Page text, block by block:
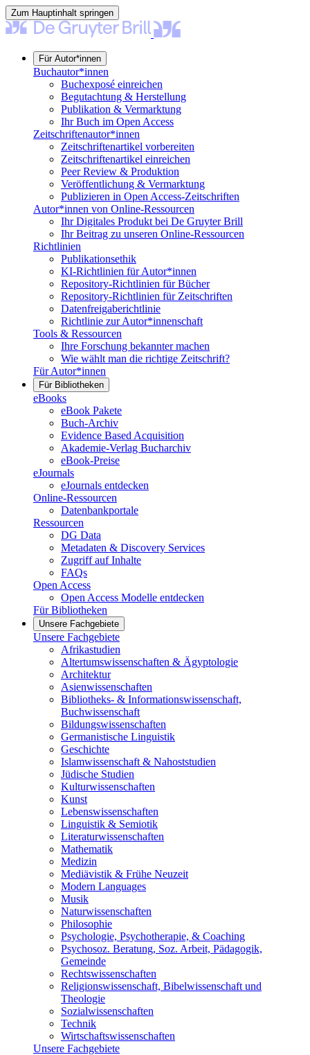
Zum Hauptinhalt springen
Für Autor*innen
Buchautor*innen
Buchexposé einreichen
Begutachtung & Herstellung
Publikation & Vermarktung
Ihr Buch im Open Access
Zeitschriftenautor*innen
Zeitschriftenartikel vorbereiten
Zeitschriftenartikel einreichen
Peer Review & Produktion
Veröffentlichung & Vermarktung
Publizieren in Open Access-Zeitschriften
Autor*innen von Online-Ressourcen
Ihr Digitales Produkt bei De Gruyter Brill
Ihr Beitrag zu unseren Online-Ressourcen
Richtlinien
Publikationsethik
KI-Richtlinien für Autor*innen
Repository-Richtlinien für Bücher
Repository-Richtlinien für Zeitschriften
Datenfreigaberichtlinie
Richtlinie zur Autor*innenschaft
Tools & Ressourcen
Ihre Forschung bekannter machen
Wie wählt man die richtige Zeitschrift?
Für Autor*innen
Für Bibliotheken
eBooks
eBook Pakete
Buch-Archiv
Evidence Based Acquisition
Akademie-Verlag Bucharchiv
eBook-Preise
eJournals
eJournals entdecken
Online-Ressourcen
Datenbankportale
Ressourcen
DG Data
Metadaten & Discovery Services
Zugriff auf Inhalte
FAQs
Open Access
Open Access Modelle entdecken
Für Bibliotheken
Unsere Fachgebiete
Unsere Fachgebiete
Afrikastudien
Altertumswissenschaften & Ägyptologie
Architektur
Asienwissenschaften
Bibliotheks- & Informationswissenschaft,
Buchwissenschaft
Bildungswissenschaften
Germanistische Linguistik
Geschichte
Islamwissenschaft & Nahoststudien
Jüdische Studien
Kulturwissenschaften
Kunst
Lebenswissenschaften
Linguistik & Semiotik
Literaturwissenschaften
Mathematik
Medizin
Mediävistik & Frühe Neuzeit
Modern Languages
Musik
Naturwissenschaften
Philosophie
Psychologie, Psychotherapie, & Coaching
Psychosoz. Beratung, Soz. Arbeit, Pädagogik,
Gemeinde
Rechtswissenschaften
Religionswissenschaft, Bibelwissenschaft und
Theologie
Sozialwissenschaften
Technik
Wirtschaftswissenschaften
Unsere Fachgebiete